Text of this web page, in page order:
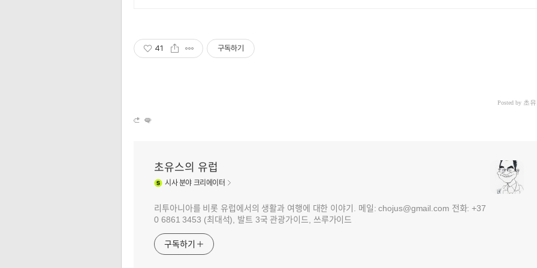
41 구독하기
Posted by 초
초유스의 유럽
시사분야 크리에이터
리투아니아를 비롯 유럽에서의 생활과 여행에 대한 이야기. 메일: chojus@gmail.com 전화: +37
0 6861 3453 (최대석), 발트 3국 관광가이드, 쓰루가이드
구독하기